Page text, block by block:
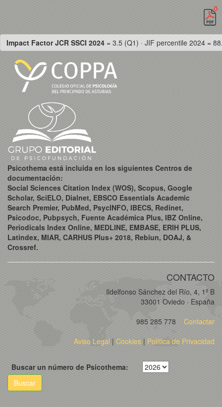
Impact Factor JCR SSCI 2024 = 3.5 (Q1) · JIF percentile 2024 =
Psicothema está incluida en los siguientes Centros de
documentación:
Social Sciences Citation Index (WOS), Scopus, Google
Scholar, SciELO, Dialnet, EBSCO Essentials Academic
Search Premier, PubMed, PsycINFO, IBECS, Redinet,
Psicodoc, Pubpsych, Fuente Académica Plus, IBZ Online,
Periodicals Index Online, MEDLINE, EMBASE, ERIH PLUS,
Latindex, MIAR, CARHUS Plus+ 2018, Rebiun, DOAJ, &
Crossref.
CONTACTO
Ildelfonso Sánchez del Río, 4, 1º B
33001 Oviedo · España
985 285 778
Contactar
Aviso Legal| Cookies | Política de Privacidad
Buscar un número de Psicothema:
Buscar